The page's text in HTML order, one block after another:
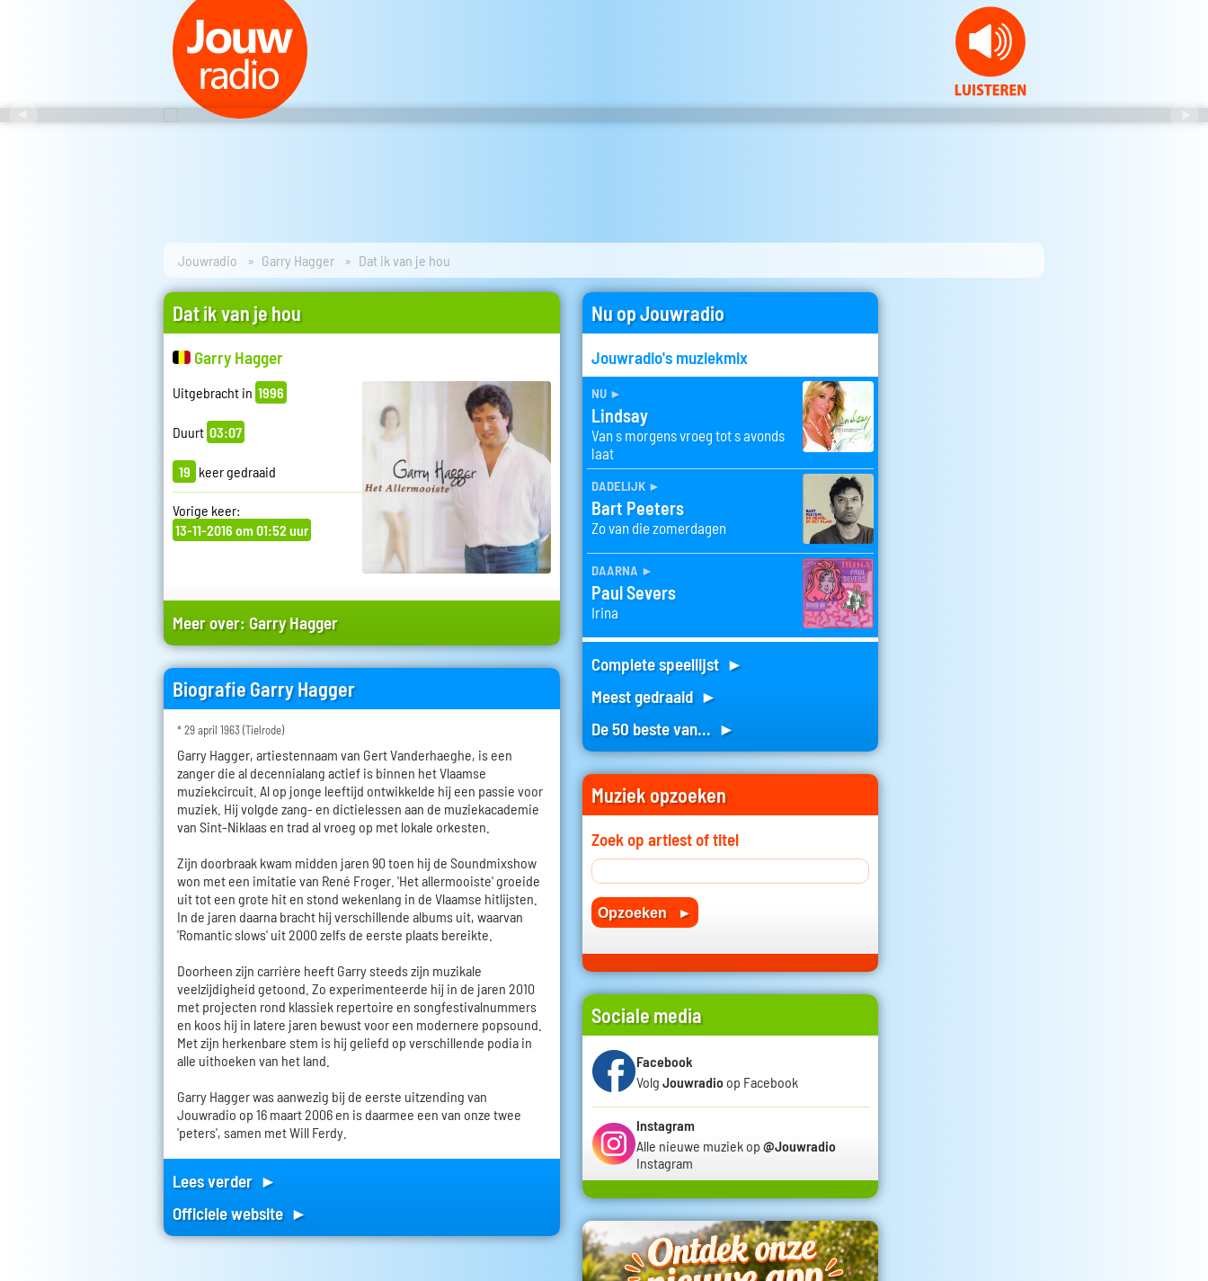
Jouwradio Garry Hagger Dat ik van je hou
Dat ik van je hou
Garry Hagger
Uitgebracht in 1996
Duurt 03:07
19 keer gedraaid
Vorige keer:
13-11-2016 om 01:52 uur
Meer over: Garry Hagger
Biografie Garry Hagger
* 29 april 1963 (Tielrode)
Garry Hagger, artiestennaam van Gert Vanderhaeghe, is een
zanger die al decennialang actief is binnen het Vlaamse
muziekcircuit. Al op jonge leeftijd ontwikkelde hij een passie voor
muziek. Hij volgde zang- en dictielessen aan de muziekacademie
van Sint-Niklaas en trad al vroeg op met lokale orkesten.
Zijn doorbraak kwam midden jaren 90 toen hij de Soundmixshow
won met een imitatie van René Froger. 'Het allermooiste' groeide
uit tot een grote hit en stond wekenlang in de Vlaamse hitlijsten.
In de jaren daarna bracht hij verschillende albums uit, waarvan
'Romantic slows' uit 2000 zelfs de eerste plaats bereikte.
Doorheen zijn carrière heeft Garry steeds zijn muzikale
veelzijdigheid getoond. Zo experimenteerde hij in de jaren 2010
met projecten rond klassiek repertoire en songfestivalnummers
en koos hij in latere jaren bewust voor een modernere popsound.
Met zijn herkenbare stem is hij geliefd op verschillende podia in
alle uithoeken van het land.
Garry Hagger was aanwezig bij de eerste uitzending van
Jouwradio op 16 maart 2006 en is daarmee een van onze twee
'peters', samen met Will Ferdy.
Lees verder ►
Officiele website ►
Nu op Jouwradio
Jouwradio's muziekmix
nu ►
Lindsay
Van s morgens vroeg tot s avonds
laat
dadelijk ►
Bart Peeters
Zo van die zomerdagen
daarna ►
Paul Severs
Irina
Complete speellijst ►
Meest gedraaid ►
De 50 beste van... ►
Muziek opzoeken
Zoek op artiest of titel
Sociale media
Facebook
Volg Jouwradio op Facebook
Instagram
Alle nieuwe muziek op @Jouwradio
Instagram